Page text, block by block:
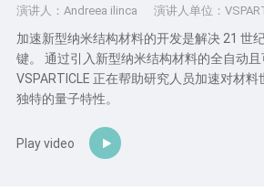
演讲人：Andreea ilinca 演讲人单位：
加速新型纳米结构材料的开发是解决 21 世
键。 通过引入新型纳米结构材料的全自动且
VSPARTICLE 正在帮助研究人员加速对材
独特的量子特性。
Play video